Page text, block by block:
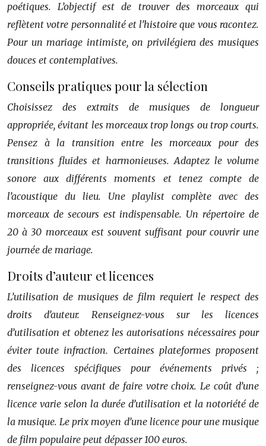
poétiques. L’objectif est de trouver des morceaux qui
reflètent votre personnalité et l’histoire que vous racontez.
Pour un mariage intimiste, on privilégiera des musiques
douces et contemplatives.
Conseils pratiques pour la sélection
Choisissez des extraits de musiques de longueur
appropriée, évitant les morceaux trop longs ou trop courts.
Pensez à la transition entre les morceaux pour des
transitions fluides et harmonieuses. Adaptez le volume
sonore aux différents moments et tenez compte de
l’acoustique du lieu. Une playlist complète avec des
morceaux de secours est indispensable. Un répertoire de
20 à 30 morceaux est souvent suffisant pour couvrir une
journée de mariage.
Droits d’auteur et licences
L’utilisation de musiques de film requiert le respect des
droits d’auteur. Renseignez-vous sur les licences
d’utilisation et obtenez les autorisations nécessaires pour
éviter toute infraction. Certaines plateformes proposent
des licences spécifiques pour événements privés ;
renseignez-vous avant de faire votre choix. Le coût d’une
licence varie selon la durée d’utilisation et la notoriété de
la musique. Le prix moyen d’une licence pour une musique
de film populaire peut dépasser 100 euros.